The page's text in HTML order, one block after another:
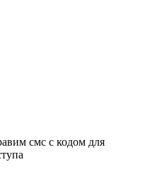
смс с кодом для